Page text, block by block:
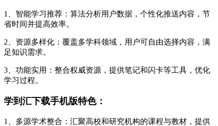
1、智能学习推荐：算法分析用户数据，个性化推送内容，节
省时间并提高效率。
2、资源多样化：覆盖多学科领域，用户可自由选择内容，满
足知识需求。
3、功能实用：整合权威资源，提供笔记和闪卡等工具，优化
学习过程。
学到汇下载手机版特色：
1、多源学术整合：汇聚高校和研究机构的课程与教材，提供